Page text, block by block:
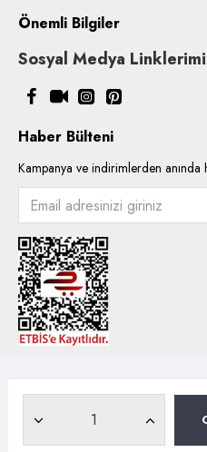
Önemli Bilgiler
Sosyal Medya
Haber Bülteni
Kampanya ve indirimlerden anında